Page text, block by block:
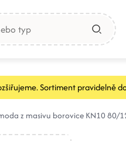
Sortiment pravidelně
z masivu borovice KN10 80/